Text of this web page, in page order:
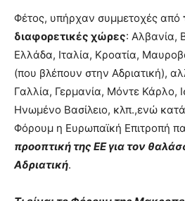
Φέτος, υπήρχαν συμμετοχές από
διαφορετικές χώρες: Αλβανία,
Ελλάδα, Ιταλία, Κροατία,
(που βλέπουν στην Αδριατική),
Γαλλία, Γερμανία, Μόντε Κάρλο,
Ηνωμένο Βασίλειο, κλπ.,ενώ κατά
Φόρουμ η Ευρωπαϊκή Επιτροπή
προοπτική της ΕΕ για τον
Αδριατική.